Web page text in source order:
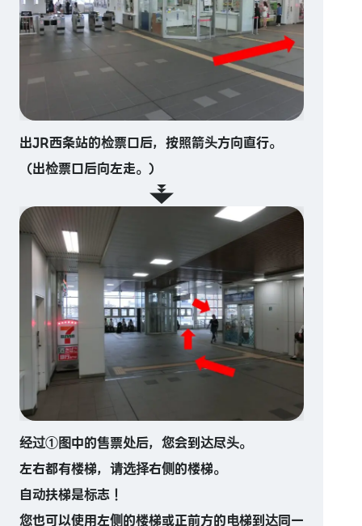
出JR西条站的检票口后，按照箭头方向直行。
（出检票口后向左走。）
经过①图中的售票处后，您会到达尽头。
左右都有楼梯，请选择右侧的楼梯。
自动扶梯是标志！
您也可以使用左侧的楼梯或正前方的电梯到达同一